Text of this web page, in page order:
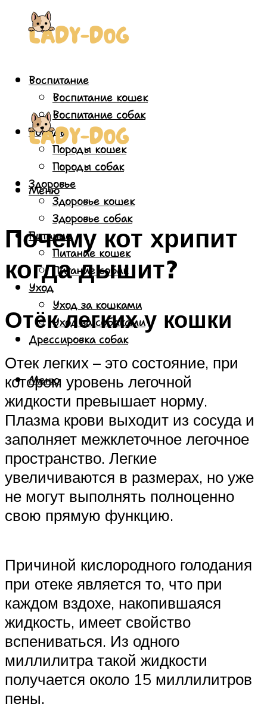
Воспитание
Воспитание кошек
Воспитание собак
Породы
Породы кошек
Породы собак
Здоровье
Здоровье кошек
Здоровье собак
Питание
Питание кошек
Питание собак
Уход
Уход за кошками
Уход за собаками
Дрессировка собак
Меню
Меню
Почему кот хрипит
когда дышит?
Отёк легких у кошки
Отек легких – это состояние, при
котором уровень легочной
жидкости превышает норму.
Плазма крови выходит из сосуда и
заполняет межклеточное легочное
пространство. Легкие
увеличиваются в размерах, но уже
не могут выполнять полноценно
свою прямую функцию.
Причиной кислородного голодания
при отеке является то, что при
каждом вздохе, накопившаяся
жидкость, имеет свойство
вспениваться. Из одного
миллилитра такой жидкости
получается около 15 миллилитров
пены.